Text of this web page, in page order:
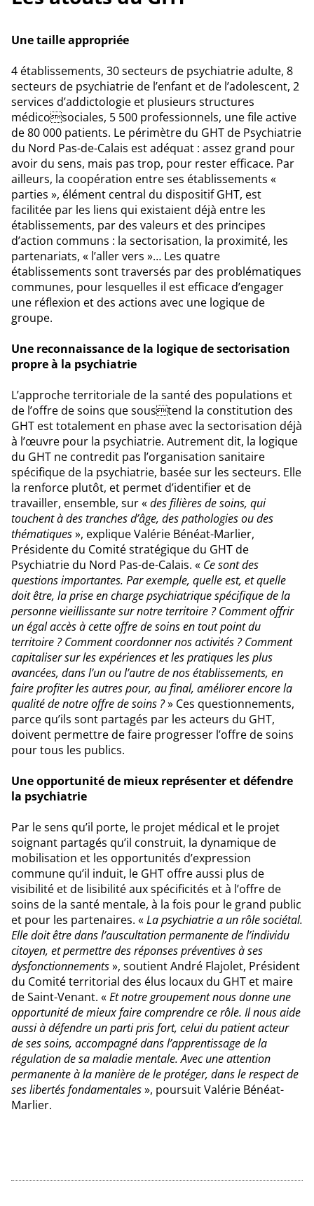
Une taille appropriée
4 établissements, 30 secteurs de psychiatrie adulte, 8
secteurs de psychiatrie de l’enfant et de l’adolescent, 2
services d’addictologie et plusieurs structures
médicosociales, 5 500 professionnels, une file active
de 80 000 patients. Le périmètre du GHT de Psychiatrie
du Nord Pas-de-Calais est adéquat : assez grand pour
avoir du sens, mais pas trop, pour rester efficace. Par
ailleurs, la coopération entre ses établissements «
parties », élément central du dispositif GHT, est
facilitée par les liens qui existaient déjà entre les
établissements, par des valeurs et des principes
d’action communs : la sectorisation, la proximité, les
partenariats, « l’aller vers »… Les quatre
établissements sont traversés par des problématiques
communes, pour lesquelles il est efficace d’engager
une réflexion et des actions avec une logique de
groupe.
Une reconnaissance de la logique de sectorisation
propre à la psychiatrie
L’approche territoriale de la santé des populations et
de l’offre de soins que soustend la constitution des
GHT est totalement en phase avec la sectorisation déjà
à l’œuvre pour la psychiatrie. Autrement dit, la logique
du GHT ne contredit pas l’organisation sanitaire
spécifique de la psychiatrie, basée sur les secteurs. Elle
la renforce plutôt, et permet d’identifier et de
travailler, ensemble, sur «des filières de soins, qui
touchent à des tranches d’âge, des pathologies ou des
thématiques», explique Valérie Bénéat-Marlier,
Présidente du Comité stratégique du GHT de
Psychiatrie du Nord Pas-de-Calais. « Ce sont des
questions importantes. Par exemple, quelle est, et quelle
doit être, la prise en charge psychiatrique spécifique de la
personne vieillissante sur notre territoire ? Comment offrir
un égal accès à cette offre de soins en tout point du
territoire ? Comment coordonner nos activités ? Comment
capitaliser sur les expériences et les pratiques les plus
avancées, dans l’un ou l’autre de nos établissements, en
faire profiter les autres pour, au final, améliorer encore la
qualité de notre offre de soins ?» Ces questionnements,
parce qu’ils sont partagés par les acteurs du GHT,
doivent permettre de faire progresser l’offre de soins
pour tous les publics.
Une opportunité de mieux représenter et défendre
la psychiatrie
Par le sens qu’il porte, le projet médical et le projet
soignant partagés qu’il construit, la dynamique de
mobilisation et les opportunités d’expression
commune qu’il induit, le GHT offre aussi plus de
visibilité et de lisibilité aux spécificités et à l’offre de
soins de la santé mentale, à la fois pour le grand public
et pour les partenaires. «La psychiatrie a un rôle sociétal.
Elle doit être dans l’auscultation permanente de l’individu
citoyen, et permettre des réponses préventives à ses
dysfonctionnements», soutient André Flajolet, Président
du Comité territorial des élus locaux du GHT et maire
de Saint-Venant. «Et notre groupement nous donne une
opportunité de mieux faire comprendre ce rôle. Il nous aide
aussi à défendre un parti pris fort, celui du patient acteur
de ses soins, accompagné dans l’apprentissage de la
régulation de sa maladie mentale. Avec une attention
permanente à la manière de le protéger, dans le respect de
ses libertés fondamentales», poursuit Valérie Bénéat-
Marlier.